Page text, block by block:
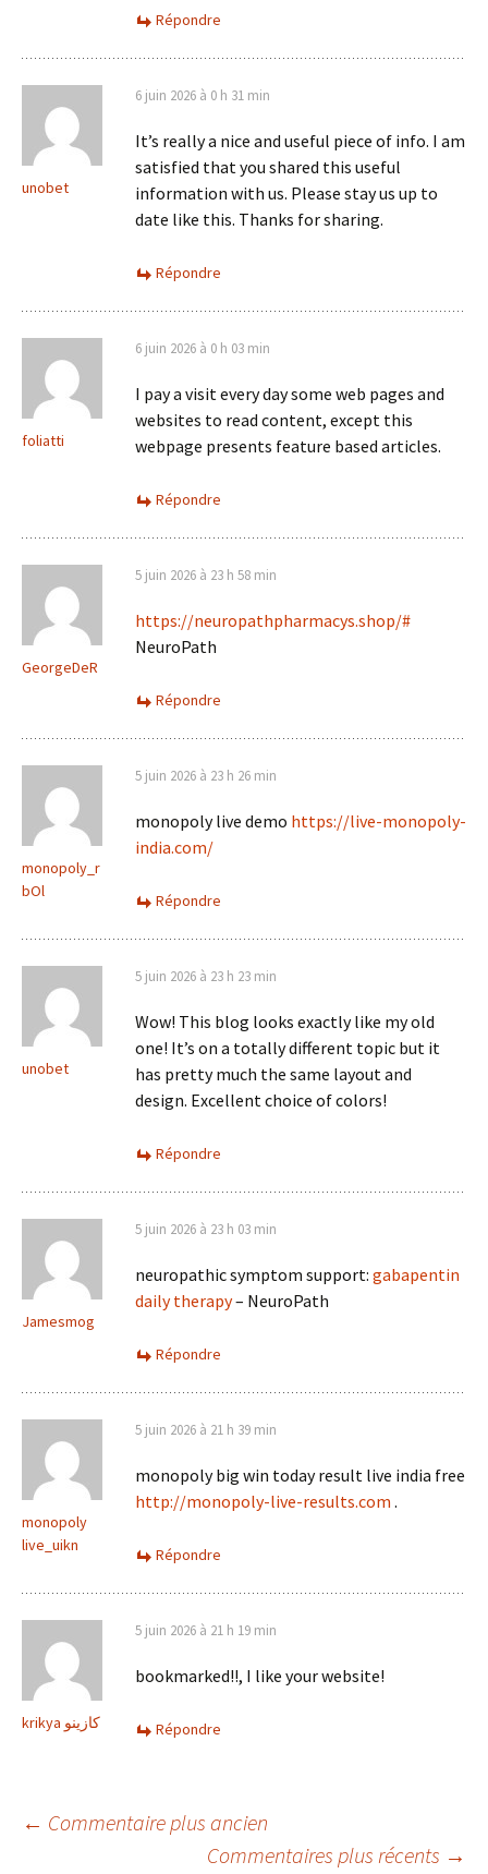
Répondre
unobet
6 juin 2026 à 0 h 31 min
It’s really a nice and useful piece of info. I am
satisfied that you shared this useful
information with us. Please stay us up to
date like this. Thanks for sharing.
Répondre
foliatti
6 juin 2026 à 0 h 03 min
I pay a visit every day some web pages and
websites to read content, except this
webpage presents feature based articles.
Répondre
GeorgeDeR
5 juin 2026 à 23 h 58 min
https://neuropathpharmacys.shop/#
NeuroPath
Répondre
monopoly_r
bOl
5 juin 2026 à 23 h 26 min
monopoly live demo https://live-monopoly-
india.com/
Répondre
unobet
5 juin 2026 à 23 h 23 min
Wow! This blog looks exactly like my old
one! It’s on a totally different topic but it
has pretty much the same layout and
design. Excellent choice of colors!
Répondre
Jamesmog
5 juin 2026 à 23 h 03 min
neuropathic symptom support: gabapentin
daily therapy– NeuroPath
Répondre
monopoly
live_uikn
5 juin 2026 à 21 h 39 min
monopoly big win today result live india free
http://monopoly-live-results.com .
Répondre
krikya كازينو
5 juin 2026 à 21 h 19 min
bookmarked!!, I like your website!
Répondre
Navigation
← Commentaire plus ancien
Commentaires plus récents →